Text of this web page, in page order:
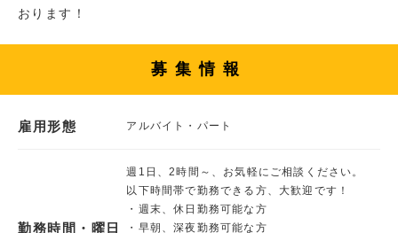
おります！
募集情報
雇用形態 アルバイト・パート
勤務時間・曜日
週1日、2時間～、お気軽にご相談ください。
以下時間帯で勤務できる方、大歓迎です！
・週末、休日勤務可能な方
・早朝、深夜勤務可能な方